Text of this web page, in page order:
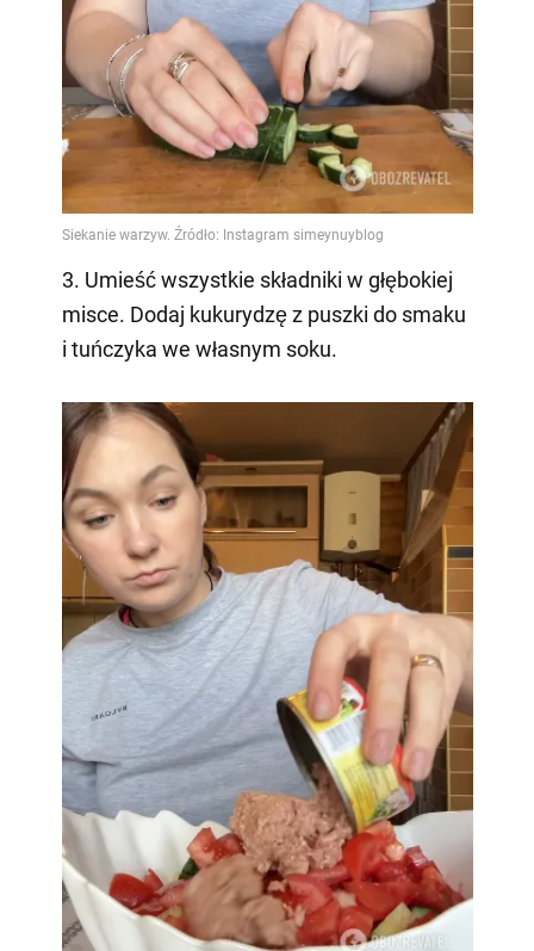
3. Umieść wszystkie składniki w głębokiej
misce. Dodaj kukurydzę z puszki do smaku
i tuńczyka we własnym soku.